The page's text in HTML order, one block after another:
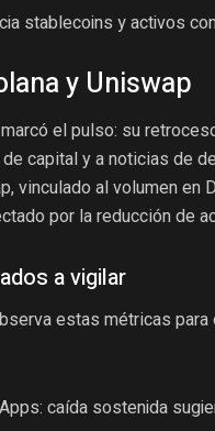
stablecoins y activos
y Uniswap
el pulso: su
capital y a noticias de
vinculado al volumen en
por la reducción de
a vigilar
estas métricas
caída sostenida